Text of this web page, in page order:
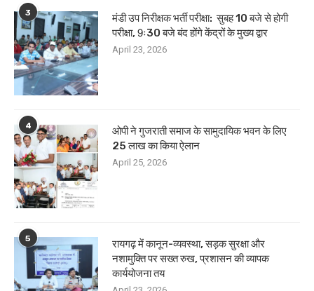
3
मंडी उप निरीक्षक भर्ती परीक्षा: सुबह 10 बजे से होगी
परीक्षा, 9ः30 बजे बंद होंगे केंद्रों के मुख्य द्वार
April 23, 2026
4
ओपी ने गुजराती समाज के सामुदायिक भवन के लिए
25 लाख का किया ऐलान
April 25, 2026
5
रायगढ़ में कानून-व्यवस्था, सड़क सुरक्षा और
नशामुक्ति पर सख्त रुख, प्रशासन की व्यापक
कार्ययोजना तय